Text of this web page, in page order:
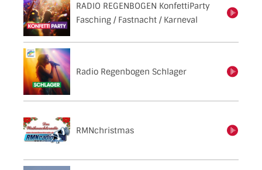
RADIO REGENBOGEN KonfettiParty
Fasching / Fastnacht / Karneval
einschalten
Radio Regenbogen Schlagereinschalten
RMNchristmas